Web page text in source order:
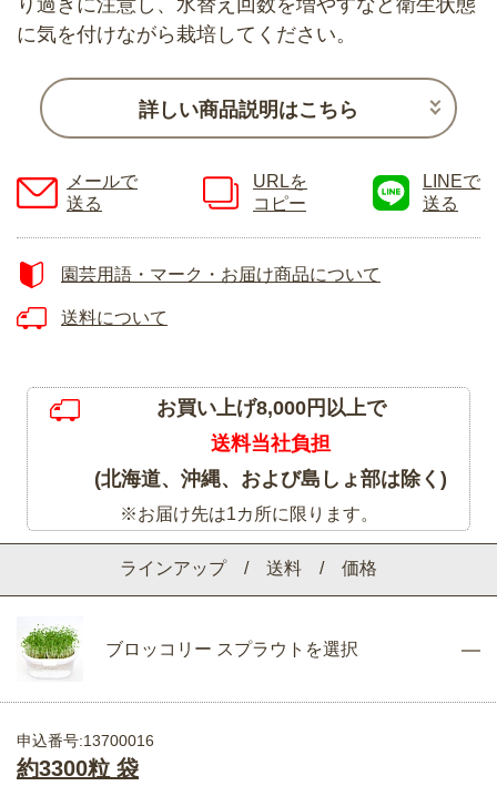
ラインアップ / 送料 / 価格
ブロッコリー スプラウトを選択
申込番号:13700016
約3300粒 袋
り過ぎに注意し、水替え回数を増やすなど衛生状態
に気を付けながら栽培してください。
詳しい商品説明はこちら
メールで
送る
URLを
コピー
LINEで
送る
園芸用語・マーク・お届け商品について
送料について
お買い上げ8,000円以上で
送料当社負担
(北海道、沖縄、および島しょ部は除く)
※お届け先は1カ所に限ります。